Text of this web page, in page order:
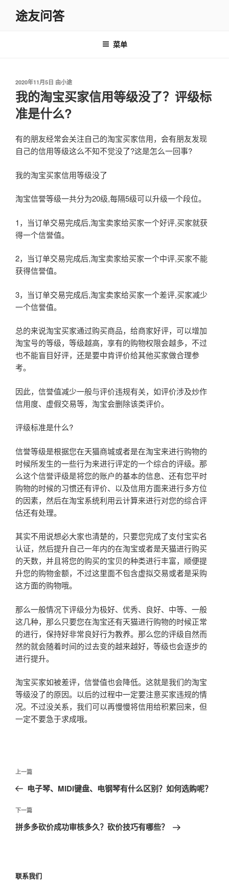
途友问答
菜单
发
布
于
2020年11月5日 由小途
我的淘宝买家信用等级没了？评级标
准是什么?
有的朋友经常会关注自己的淘宝买家信用，会有朋友发现
自己的信用等级这么不知不觉没了?这是怎么一回事?
我的淘宝买家信用等级没了
淘宝信誉等级一共分为20级,每隔5级可以升级一个段位。
1，当订单交易完成后,淘宝卖家给买家一个好评,买家就获
得一个信誉值。
2，当订单交易完成后,淘宝卖家给买家一个中评,买家不能
获得信誉值。
3，当订单交易完成后,淘宝卖家给买家一个差评,买家减少
一个信誉值。
总的来说淘宝买家通过购买商品，给商家好评，可以增加
淘宝号的等级，等级越高，享有的购物权限会越多，不过
也不能盲目好评，还是要中肯评价给其他买家做合理参
考。
因此，信誉值减少一般与评价违规有关，如评价涉及炒作
信用度、虚假交易等，淘宝会删除该类评价。
评级标准是什么?
信誉等级是根据您在天猫商城或者是在淘宝来进行购物的
时候所发生的一些行为来进行评定的一个综合的评级。那
么这个信誉评级是将您的账户的基本的信息、还有您平时
购物的时候的习惯还有评价、以及信用方面来进行多方位
的因素，然后在淘宝系统利用云计算来进行对您的综合评
估还有处理。
其实不用说想必大家也清楚的，只要您完成了支付宝实名
认证，然后提升自己一年内的在淘宝或者是天猫进行购买
的天数，并且将您的购买的宝贝的种类进行丰富，顺便提
升您的购物金额，不过这里面不包含虚拟交易或者是采购
这方面的购物哦。
那么一般情况下评级分为极好、优秀、良好、中等、一般
这几种，那么只要您在淘宝还有天猫进行购物的时候正常
的进行，保持好非常良好行为教养。那么您的评级自然而
然的就会随着时间的过去变的越来越好，等级也会逐步的
进行提升。
淘宝买家如被差评，信誉值也会降低。这就是我们的淘宝
等级没了的原因。以后的过程中一定要注意买家违规的情
况。不过没关系，我们可以再慢慢将信用给积累回来，但
一定不要急于求成哦。
文
导
航
上
一
文
章
上一篇
电子琴、MIDI键盘、电钢琴有什么区别？如何选购呢？
下
一
下一篇
拼多多砍价成功审核多久？砍价技巧有哪些？
联系我们